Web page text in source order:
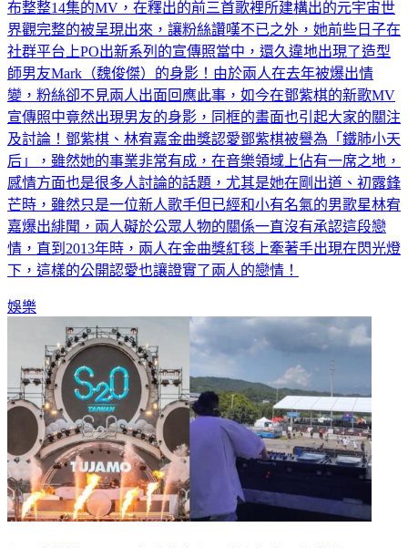
布整整14集的MV，在釋出的前三首歌裡所建構出的元宇宙世
界觀完整的被呈現出來，讓粉絲讚嘆不已之外，她前些日子在
社群平台上PO出新系列的宣傳照當中，還久違地出現了造型
師男友Mark（魏俊傑）的身影！由於兩人在去年被爆出情
變，粉絲卻不見兩人出面回應此事，如今在鄧紫棋的新歌MV
宣傳照中竟然出現男友的身影，同框的畫面也引起大家的關注
及討論！鄧紫棋、林宥嘉金曲獎認愛鄧紫棋被譽為「鐵肺小天
后」，雖然她的事業非常有成，在音樂領域上佔有一席之地，
感情方面也是很多人討論的話題，尤其是她在剛出道、初露鋒
芒時，雖然只是一位新人歌手但已經和小有名氣的男歌星林宥
嘉爆出緋聞，兩人礙於公眾人物的關係一直沒有承認這段戀
情，直到2013年時，兩人在金曲獎紅毯上牽著手出現在閃光燈
下，這樣的公開認愛也讓證實了兩人的戀情！
娛樂